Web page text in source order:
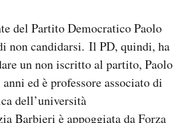
del Partito Democratico Paolo
non candidarsi. Il PD, quindi, ha
un non iscritto al partito, Paolo
ed è professore associato di
dell’università
Barbieri è appoggiata da Forza